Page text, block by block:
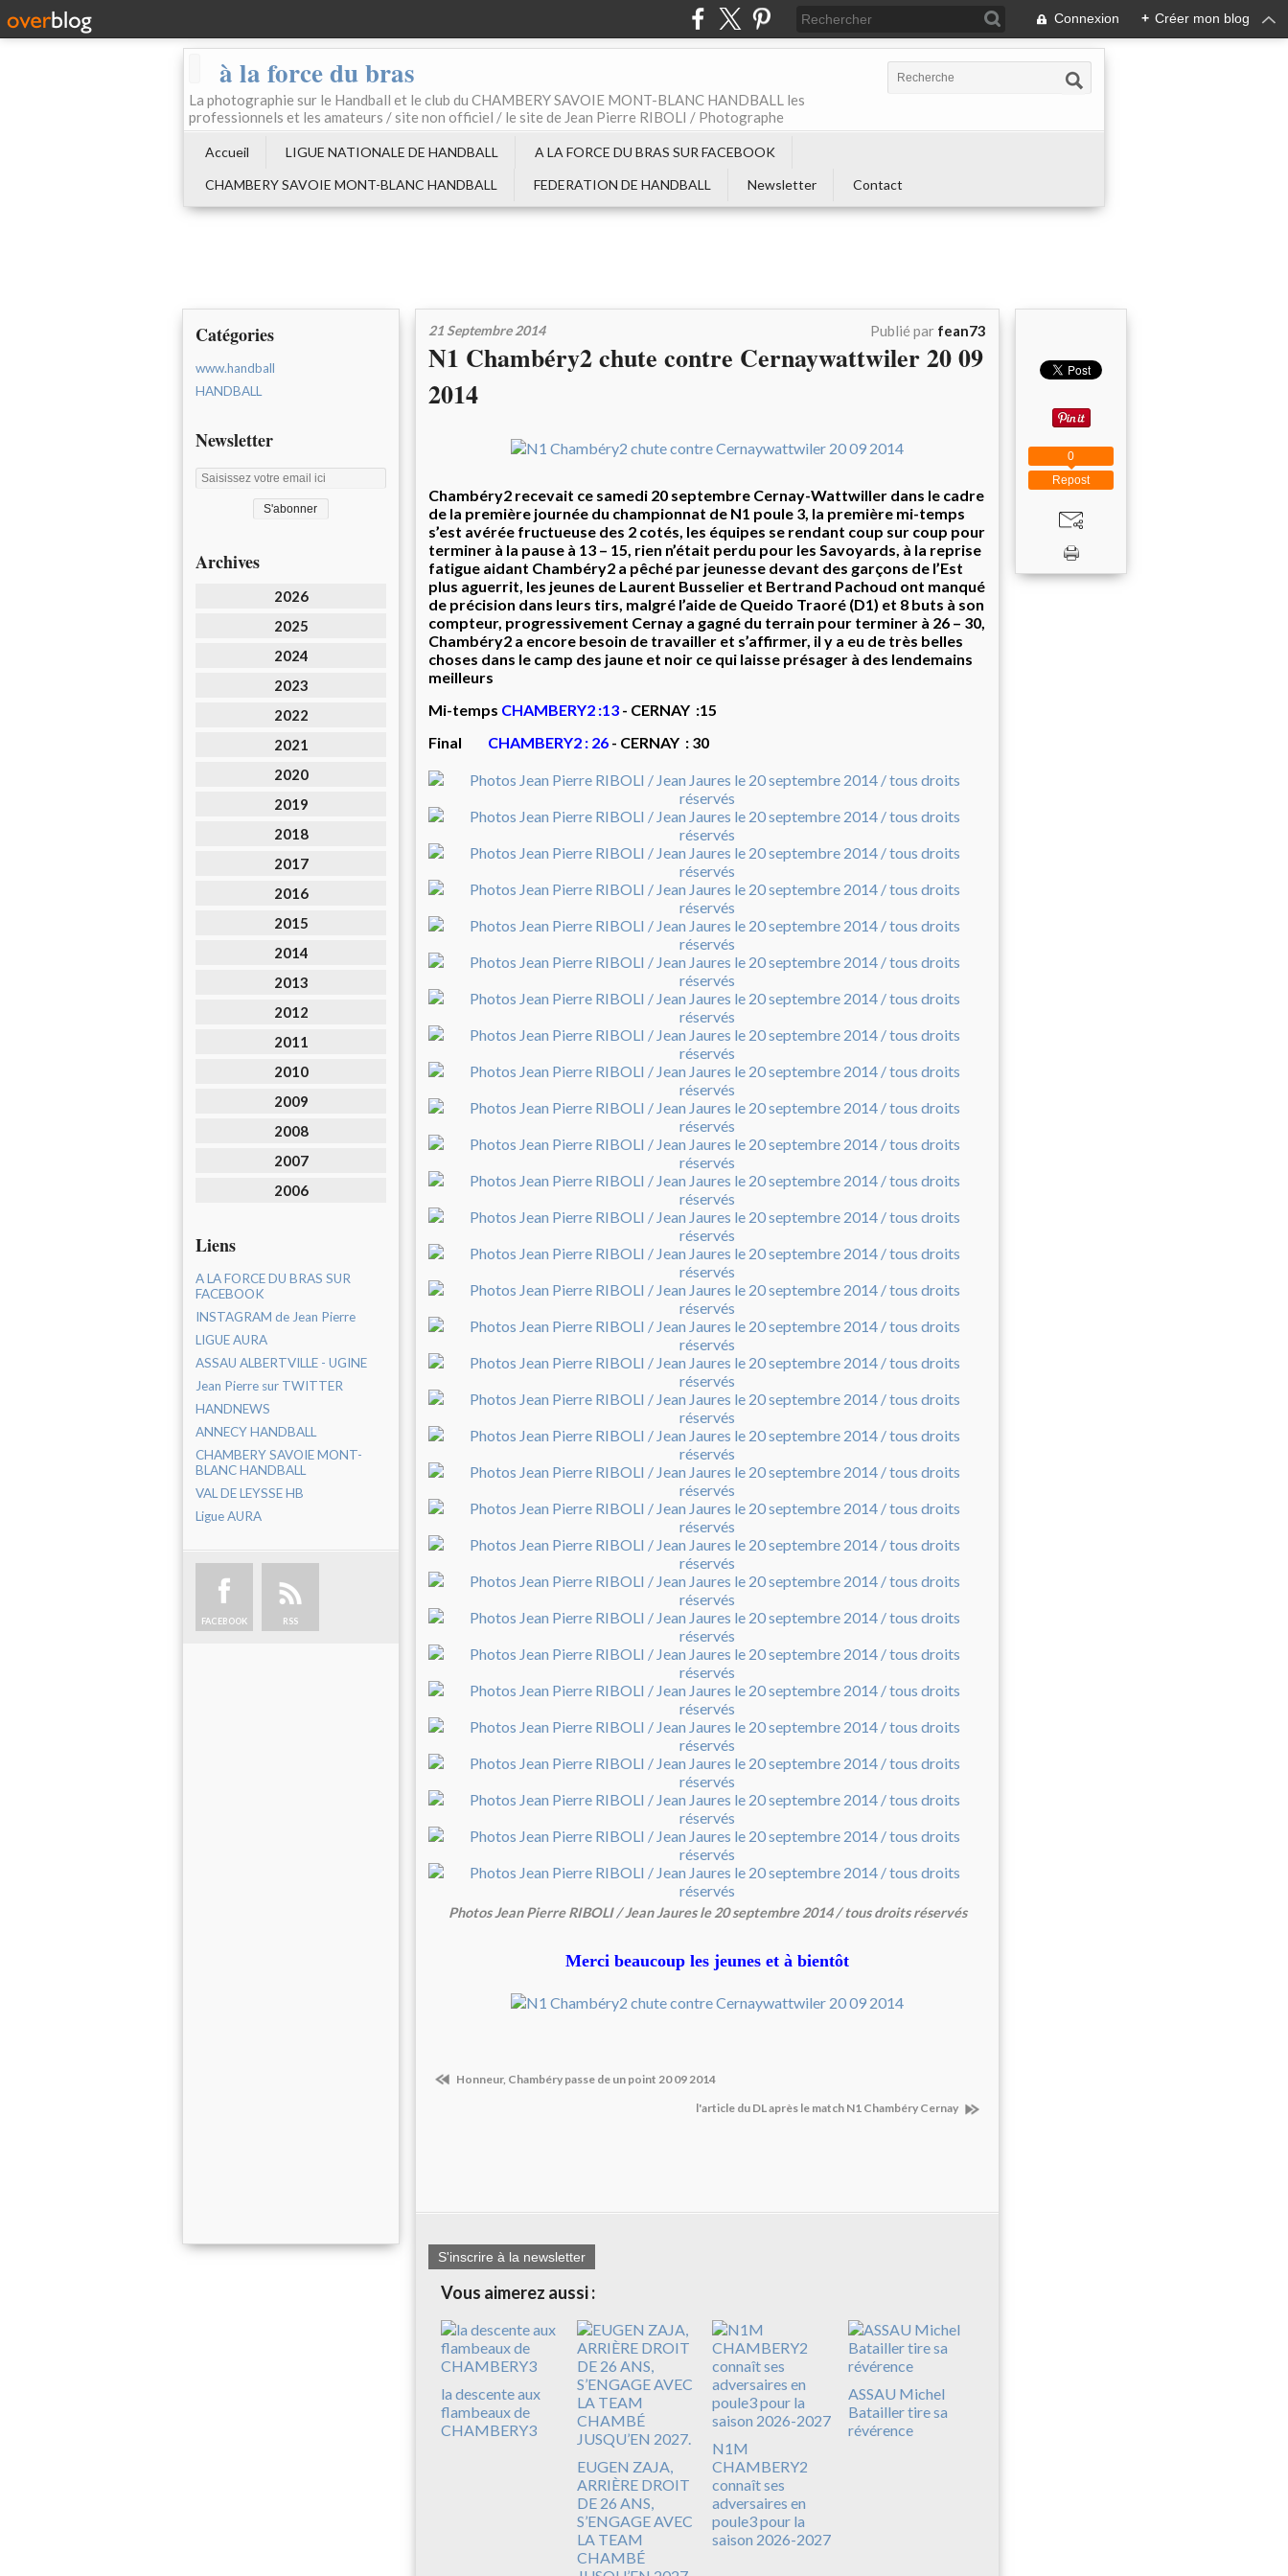
Connexion + Créer mon blog
à la force du bras
La photographie sur le Handball et le club du CHAMBERY SAVOIE MONT-BLANC HANDBALL les
professionnels et les amateurs / site non officiel / le site de Jean Pierre RIBOLI / Photographe
Accueil LIGUE NATIONALE DE HANDBALL
A LA FORCE DU BRAS SUR FACEBOOK
CHAMBERY SAVOIE MONT-BLANC HANDBALL
FEDERATION DE HANDBALL Newsletter Contact
Catégories
www.handball
HANDBALL
Newsletter
Archives
2026
2025
2024
2023
2022
2021
2020
2019
2018
2017
2016
2015
2014
2013
2012
2011
2010
2009
2008
2007
2006
Liens
A LA FORCE DU BRAS SUR
FACEBOOK
INSTAGRAM de Jean Pierre
LIGUE AURA
ASSAU ALBERTVILLE - UGINE
Jean Pierre sur TWITTER
HANDNEWS
ANNECY HANDBALL
CHAMBERY SAVOIE MONT-
BLANC HANDBALL
VAL DE LEYSSE HB
Ligue AURA
FACEBOOK RSS
21 Septembre 2014 Publié par fean73
N1 Chambéry2 chute contre Cernaywattwiler 20 09
2014
Chambéry2 recevait ce samedi 20 septembre Cernay-Wattwiller dans le cadre
de la première journée du championnat de N1 poule 3, la première mi-temps
s’est avérée fructueuse des 2 cotés, les équipes se rendant coup sur coup pour
terminer à la pause à 13 – 15, rien n’était perdu pour les Savoyards, à la reprise
fatigue aidant Chambéry2 a pêché par jeunesse devant des garçons de l’Est
plus aguerrit, les jeunes de Laurent Busselier et Bertrand Pachoud ont manqué
de précision dans leurs tirs, malgré l’aide de Queido Traoré (D1) et 8 buts à son
compteur, progressivement Cernay a gagné du terrain pour terminer à 26 – 30,
Chambéry2 a encore besoin de travailler et s’affirmer, il y a eu de très belles
choses dans le camp des jaune et noir ce qui laisse présager à des lendemains
meilleurs
Mi-temps CHAMBERY2 :13 - CERNAY :15
Final CHAMBERY2 : 26 - CERNAY : 30
Photos Jean Pierre RIBOLI / Jean Jaures le 20 septembre 2014 / tous droits réservés
Merci beaucoup les jeunes et à bientôt
Honneur, Chambéry passe de un point 20 09 2014
l'article du DL après le match N1 Chambéry Cernay
S'inscrire à la newsletter
Vous aimerez aussi :
la descente aux
flambeaux de
CHAMBERY3
EUGEN ZAJA,
ARRIÈRE DROIT
DE 26 ANS,
S’ENGAGE AVEC
LA TEAM
CHAMBÉ
N1M
CHAMBERY2
connaît ses
adversaires en
poule3 pour la
saison 2026-2027
ASSAU Michel
Batailler tire sa
révérence
Repost
0